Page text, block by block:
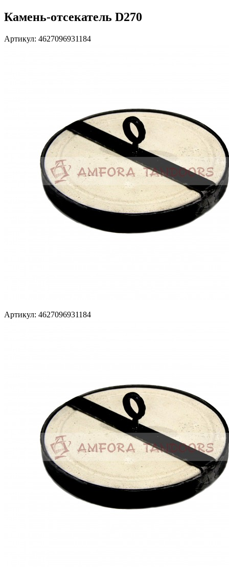
Камень-отсекатель D270
Артикул: 4627096931184
Артикул: 4627096931184